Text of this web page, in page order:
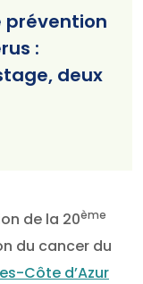
prévention
:
deux
de la 20ème
du cancer du
Côte d’Azur